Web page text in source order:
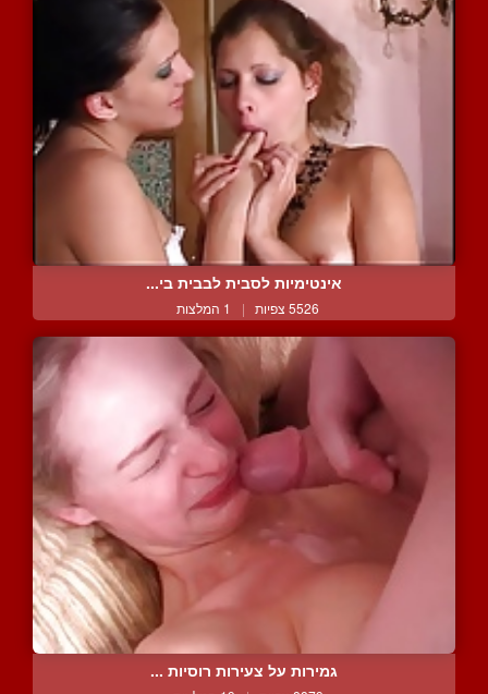
אינטימיות לסבית לבבית בי...
5526 צפיות | 1 המלצות
גמירות על צעירות רוסיות ...